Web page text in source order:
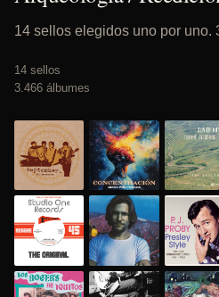
14 sellos elegidos uno por uno.
14 sellos
3.466 álbumes